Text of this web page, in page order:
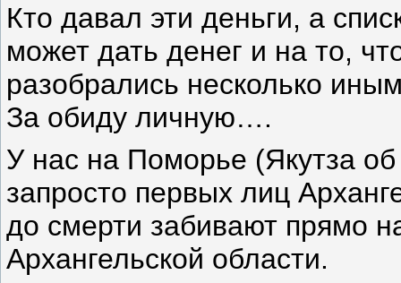
Кто давал эти деньги, а
может дать денег и на то,
разобрались несколько
За обиду личную….
У нас на Поморье (Якутза
запросто первых лиц
до смерти забивают прямо
Архангельской области.